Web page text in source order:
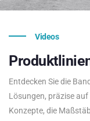
Videos
Entdecken Sie die
Lösungen, präzise
Konzepte, die